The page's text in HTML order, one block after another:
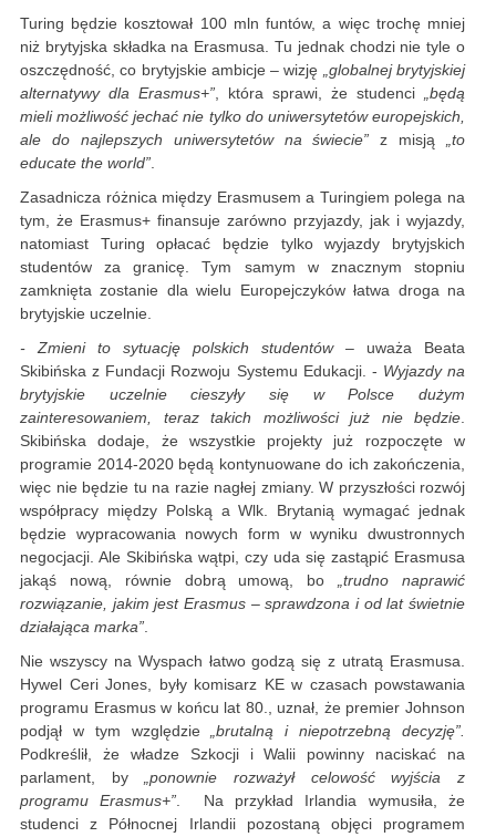
Turing będzie kosztował 100 mln funtów, a więc trochę mniej
niż brytyjska składka na Erasmusa. Tu jednak chodzi nie tyle o
oszczędność, co brytyjskie ambicje – wizję „globalnej brytyjskiej
alternatywy dla Erasmus+”, która sprawi, że studenci „będą
mieli możliwość jechać nie tylko do uniwersytetów europejskich,
ale do najlepszych uniwersytetów na świecie” z misją „to
educate the world”.
Zasadnicza różnica między Erasmusem a Turingiem polega na
tym, że Erasmus+ finansuje zarówno przyjazdy, jak i wyjazdy,
natomiast Turing opłacać będzie tylko wyjazdy brytyjskich
studentów za granicę. Tym samym w znacznym stopniu
zamknięta zostanie dla wielu Europejczyków łatwa droga na
brytyjskie uczelnie.
- Zmieni to sytuację polskich studentów– uważa Beata
Skibińska z Fundacji Rozwoju Systemu Edukacji. - Wyjazdy na
brytyjskie uczelnie cieszyły się w Polsce dużym
zainteresowaniem, teraz takich możliwości już nie będzie.
Skibińska dodaje, że wszystkie projekty już rozpoczęte w
programie 2014-2020 będą kontynuowane do ich zakończenia,
więc nie będzie tu na razie nagłej zmiany. W przyszłości rozwój
współpracy między Polską a Wlk. Brytanią wymagać jednak
będzie wypracowania nowych form w wyniku dwustronnych
negocjacji. Ale Skibińska wątpi, czy uda się zastąpić Erasmusa
jakąś nową, równie dobrą umową, bo„trudno naprawić
rozwiązanie, jakim jest Erasmus – sprawdzona i od lat świetnie
działająca marka”.
Nie wszyscy na Wyspach łatwo godzą się z utratą Erasmusa.
Hywel Ceri Jones, były komisarz KE w czasach powstawania
programu Erasmus w końcu lat 80., uznał, że premier Johnson
podjął w tym względzie„brutalną i niepotrzebną decyzję”.
Podkreślił, że władze Szkocji i Walii powinny naciskać na
parlament, by„ponownie rozważył celowość wyjścia z
programu Erasmus+”. Na przykład Irlandia wymusiła, że
studenci z Północnej Irlandii pozostaną objęci programem